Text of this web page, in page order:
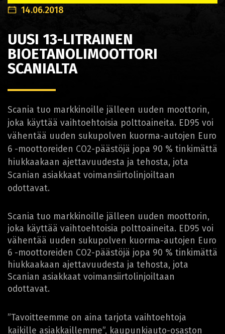
14.06.2018
UUSI 13-LITRAINEN
BIOETANOLIMOOTTORI
SCANIALTA
Scania tuo markkinoille jälleen uuden moottorin,
joka käyttää vaihtoehtoisia polttoaineita. ED95 voi
vähentää uuden sukupolven kuorma-autojen Euro
6 -moottoreiden CO2-päästöjä jopa 90 % tinkimättä
hiukkaakaan ajettavuudesta ja tehosta, jota
Scanian asiakkaat voimansiirtolinjoiltaan
odottavat.
Scania tuo markkinoille jälleen uuden moottorin,
joka käyttää vaihtoehtoisia polttoaineita. ED95 voi
vähentää uuden sukupolven kuorma-autojen Euro
6 -moottoreiden CO2-päästöjä jopa 90 % tinkimättä
hiukkaakaan ajettavuudesta ja tehosta, jota
Scanian asiakkaat voimansiirtolinjoiltaan
odottavat.
”Tavoitteemme on aina tarjota vaihtoehtoja
kaikille asiakkaillemme”, kaupunkiauto-osaston